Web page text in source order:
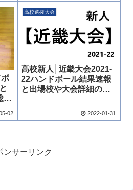
02
高校選抜大会
高校新人│近畿大会2021-
22ハンドボール結果速報
と出場校や大会詳細のま
2022-01-31
ンサーリンク